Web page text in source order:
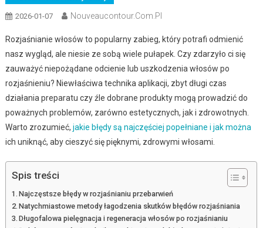
2026-01-07 Nouveaucontour.com.pl
Rozjaśnianie włosów to popularny zabieg, który potrafi odmienić
nasz wygląd, ale niesie ze sobą wiele pułapek. Czy zdarzyło ci się
zauważyć niepożądane odcienie lub uszkodzenia włosów po
rozjaśnieniu? Niewłaściwa technika aplikacji, zbyt długi czas
działania preparatu czy źle dobrane produkty mogą prowadzić do
poważnych problemów, zarówno estetycznych, jak i zdrowotnych.
Warto zrozumieć, jakie błędy są najczęściej popełniane i jak można
ich uniknąć, aby cieszyć się pięknymi, zdrowymi włosami.
Spis treści
Najczęstsze błędy w rozjaśnianiu przebarwień
Natychmiastowe metody łagodzenia skutków błędów rozjaśniania
Długofalowa pielęgnacja i regeneracja włosów po rozjaśnianiu